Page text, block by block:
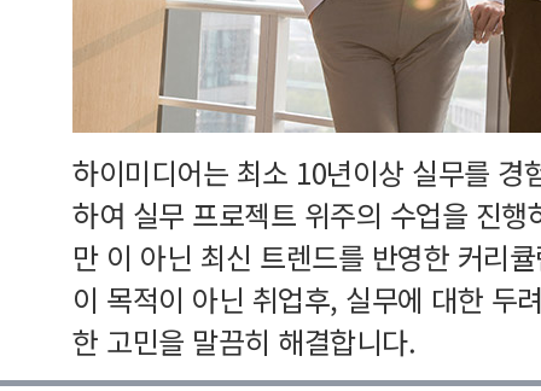
하이미디어는 최소 10년이상 실무를 경
하여 실무 프로젝트 위주의 수업을 진
만 이 아닌 최신 트렌드를 반영한 커리
이 목적이 아닌 취업후, 실무에 대한 두
한 고민을 말끔히 해결합니다.